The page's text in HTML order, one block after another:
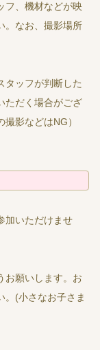
、機材などが映
。なお、撮影場所
ッフが判断した
ただく場合がござ
影などはNG）
加いただけませ
お願いします。お
。(小さなお子さま